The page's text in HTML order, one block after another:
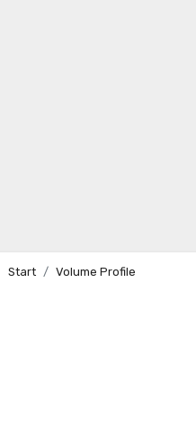
Start Volume Profile